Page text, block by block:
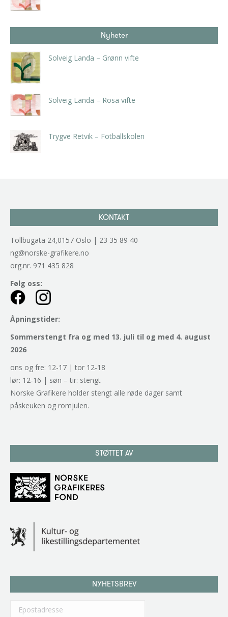
Nyheter
Solveig Landa – Grønn vifte
Solveig Landa – Rosa vifte
Trygve Retvik – Fotballskolen
KONTAKT
Tollbugata 24,0157 Oslo | 23 35 89 40
ng@norske-grafikere.no
org.nr. 971 435 828
Følg oss:
Åpningstider:
Sommerstengt fra og med 13. juli til og med 4. august
2026
ons og fre: 12-17 | tor 12-18
lør: 12-16 | søn – tir: stengt
Norske Grafikere holder stengt alle røde dager samt
påskeuken og romjulen.
STØTTET AV
NYHETSBREV